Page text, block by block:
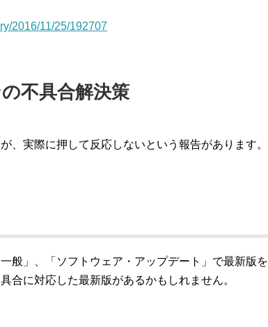
2016/11/25/192707
不具合解決策
、実際に押して反応しないという報告があります。
般」、「ソフトウェア・アップデート」で最新版を
合に対応した最新版があるかもしれません。